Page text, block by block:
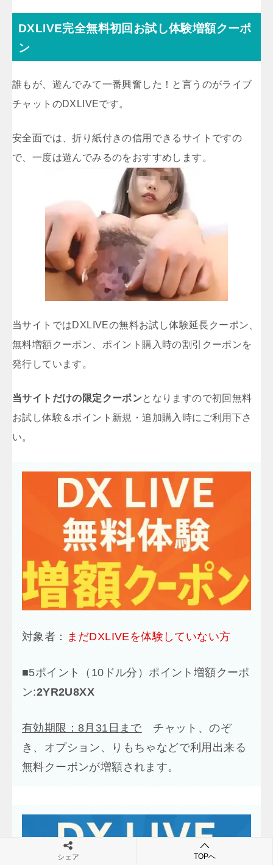
DXLIVE完全無料初回お試し体験増額クーポ
ン
誰もが、遊んでみて一番興奮した！と言うのがライブ
チャットのDXLIVEです。
安全面では、折り紙付きの信用できるサイトですの
で、一度は遊んでみるのをおすすめします。
当サイトではDXLIVEの無料お試し体験延長クーポン、
無料増額クーポン、ポイント購入時の割引クーポンを
発行しています。
当サイトだけの限定クーポンとなりますので初回無料
お試し体験＆ポイント新規・追加購入時にご利用下さ
い。
対象者： まだDXLIVEを体験していない方
■5ポイント（10ドル分）ポイント増額クーポ
ン:2YR2U8XX
有効期限：8月31日までチャット、のぞ
き、オプション、りもちゃなどで利用出来る
無料クーポンが増額されます。
シェア TOPへ